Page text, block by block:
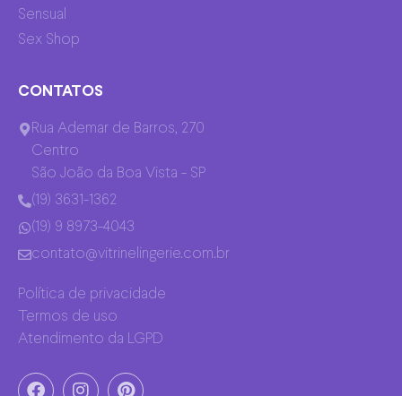
Sensual
Sex Shop
CONTATOS
Rua Ademar de Barros, 270
Centro
São João da Boa Vista - SP
(19) 3631-1362
(19) 9 8973-4043
contato@vitrinelingerie.com.br
Política de privacidade
Termos de uso
Atendimento da LGPD